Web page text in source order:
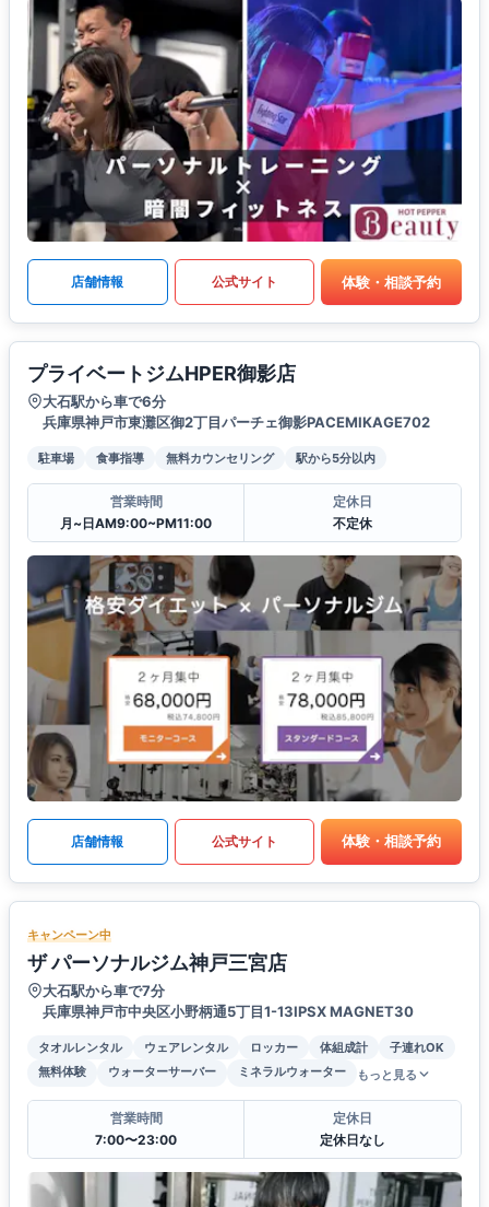
店舗情報 公式サイト 体験・相談予約
プライベートジムHPER御影店
大石駅から車で6分
兵庫県神戸市東灘区御2丁目パーチェ御影PACEMIKAGE702
駐車場 食事指導 無料カウンセリング 駅から5分以内
営業時間
月~日AM9:00~PM11:00
定休日
不定休
店舗情報 公式サイト 体験・相談予約
キャンペーン中
ザ パーソナルジム神戸三宮店
大石駅から車で7分
兵庫県神戸市中央区小野柄通5丁目1-13IPSX MAGNET30
タオルレンタル ウェアレンタル ロッカー 体組成計
子連れOK
無料体験
ウォーターサーバー ミネラルウォーター もっと見る
営業時間
7:00〜23:00
定休日
定休日なし